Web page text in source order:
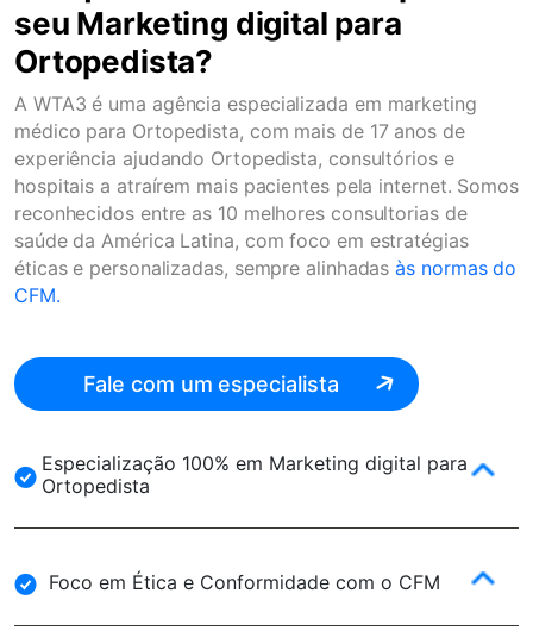
seu Marketing digital para
Ortopedista?
A WTA3 é uma agência especializada em marketing
médico para Ortopedista, com mais de 17 anos de
experiência ajudando Ortopedista, consultórios e
hospitais a atraírem mais pacientes pela internet. Somos
reconhecidos entre as 10 melhores consultorias de
saúde da América Latina, com foco em estratégias
éticas e personalizadas, sempre alinhadasàs normas do
CFM.
Fale com um especialista
Especialização 100% em Marketing digital para
Ortopedista
Foco em Ética e Conformidade com o CFM